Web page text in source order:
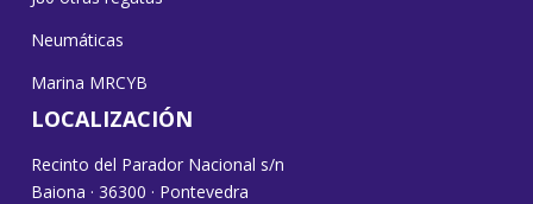
Neumáticas
Marina MRCYB
LOCALIZACIÓN
Recinto del Parador Nacional s/n
Baiona · 36300 · Pontevedra